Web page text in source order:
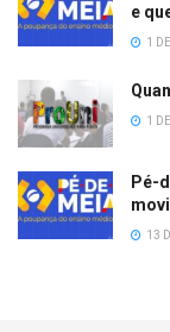
e
1
1
Pé-
13